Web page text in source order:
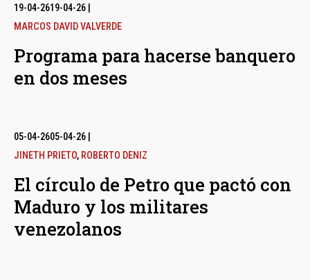
19-04-2619-04-26
MARCOS DAVID VALVERDE
Programa para hacerse banquero
en dos meses
05-04-2605-04-26
JINETH PRIETO, ROBERTO DENIZ
El círculo de Petro que pactó con
Maduro y los militares
venezolanos